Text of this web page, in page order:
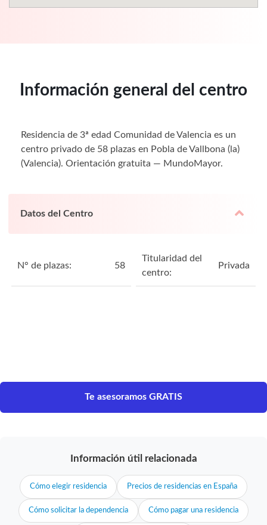
Información general del centro
Residencia de 3ª edad Comunidad de Valencia es un
centro privado de 58 plazas en Pobla de Vallbona (la)
(Valencia). Orientación gratuita — MundoMayor.
Datos del Centro
N° de plazas: 58
Titularidad del
centro:
Privada
Te asesoramos GRATIS
Información útil relacionada
Cómo elegir residencia Precios de residencias en España
Cómo solicitar la dependencia Cómo pagar una residencia